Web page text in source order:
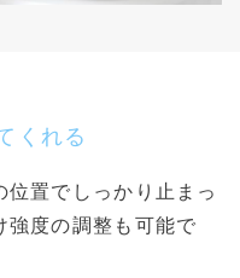
くれる
位置でしっかり止まっ
強度の調整も可能で